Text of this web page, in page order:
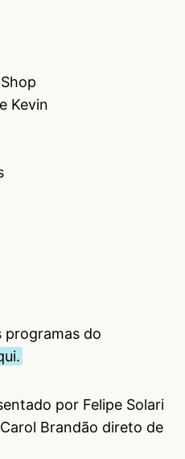
Kevin
programas do
por Felipe Solari
Brandão direto de